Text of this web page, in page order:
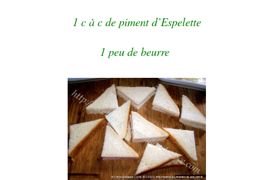
1 c à c de piment d’Espelette
1 peu de beurre